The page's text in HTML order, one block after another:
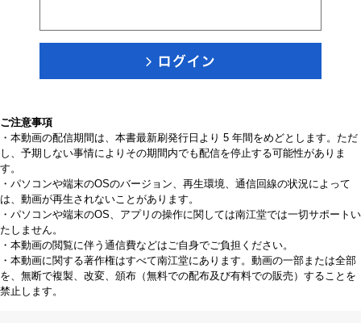
ご注意事項
・本動画の配信期間は、本書最新刷発行日より 5 年間をめどとします。ただ
し、予期しない事情によりその期間内でも配信を停止する可能性がありま
す。
・パソコンや端末のOSのバージョン、再生環境、通信回線の状況によって
は、動画が再生されないことがあります。
・パソコンや端末のOS、アプリの操作に関しては南江堂では一切サポートい
たしません。
・本動画の閲覧に伴う通信費などはご自身でご負担ください。
・本動画に関する著作権はすべて南江堂にあります。動画の一部または全部
を、無断で複製、改変、頒布（無料での配布及び有料での販売）することを
禁止します。